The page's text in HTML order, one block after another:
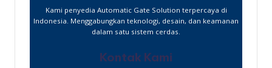
Kami penyedia Automatic Gate Solution terpercaya di
Indonesia. Menggabungkan teknologi, desain, dan keamanan
dalam satu sistem cerdas.
Kontak Kami